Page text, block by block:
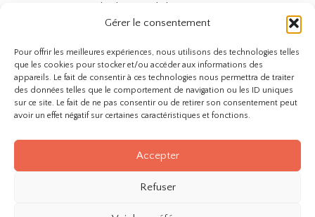
Gérer le consentement
Pour offrir les meilleures expériences, nous utilisons des technologies telles
que les cookies pour stocker et/ou accéder aux informations des
appareils. Le fait de consentir à ces technologies nous permettra de traiter
des données telles que le comportement de navigation ou les ID uniques
sur ce site. Le fait de ne pas consentir ou de retirer son consentement peut
avoir un effet négatif sur certaines caractéristiques et fonctions.
Accepter
Refuser
l’éclatant soleil sur mon…
Night
#453